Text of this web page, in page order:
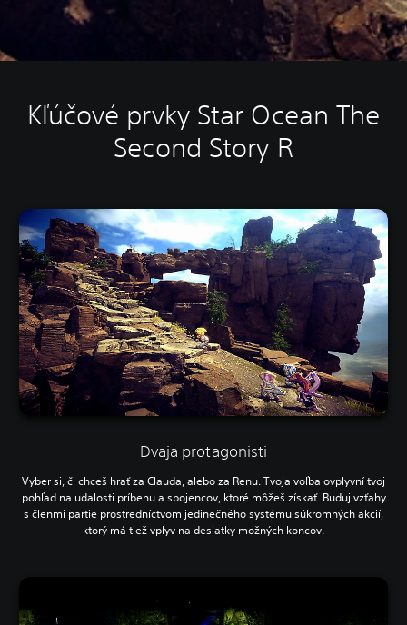
Kľúčové prvky Star Ocean The
Second Story R
Dvaja protagonisti
Vyber si, či chceš hrať za Clauda, alebo za Renu. Tvoja voľba ovplyvní tvoj
pohľad na udalosti príbehu a spojencov, ktoré môžeš získať. Buduj vzťahy
s členmi partie prostredníctvom jedinečného systému súkromných akcií,
ktorý má tiež vplyv na desiatky možných koncov.